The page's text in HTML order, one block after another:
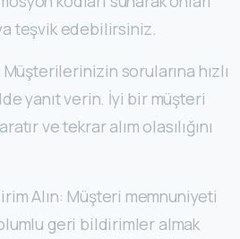
teşvik edebilirsiniz.
Müşterilerinizin sorularına hızlı
yanıt verin. İyi bir müşteri
ve tekrar alım olasılığını
Alın: Müşteri memnuniyeti
olumlu geri bildirimler almak